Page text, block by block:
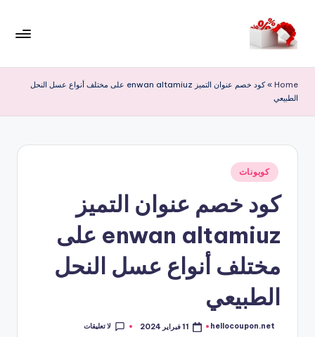
التجاوز
ر
حب
خ
Home
»
كود خصم عنوان التميز enwan altamiuz على مختلف أنواع عسل النحل
الطبيعي
نُشر
في
كوبونات
كود خصم عنوان التميز
enwan altamiuz على
مختلف أنواع عسل النحل
الطبيعي
تمّ
hellocoupon.net 11 فبراير 2024 لا تعليقات